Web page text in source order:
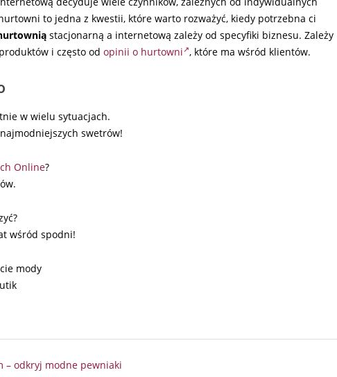
to jedna z kwestii, które warto rozważyć, kiedy potrzebna ci
stacjonarną a internetową zależy od specyfiki biznesu. Zależy
i często od opinii o hurtowni , które ma wśród klientów.
w wielu sytuacjach.
swetrów!
Online?
wśród spodni!
mody
– odkryj modne pewniaki